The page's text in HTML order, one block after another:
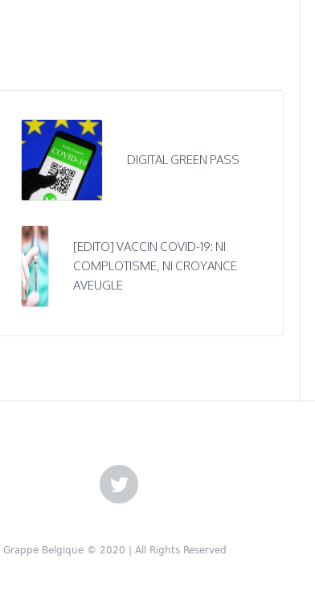
DIGITAL GREEN PASS
[EDITO] VACCIN COVID-19: NI
COMPLOTISME, NI CROYANCE
AVEUGLE
Grappe Belgique © 2020 | All Rights Reserved